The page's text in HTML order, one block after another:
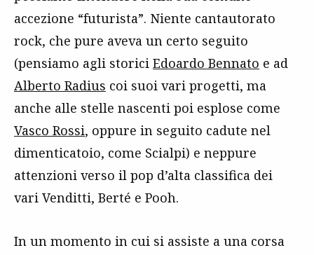
accezione “futurista”. Niente cantautorato
rock, che pure aveva un certo seguito
(pensiamo agli storici Edoardo Bennato e ad
Alberto Radius coi suoi vari progetti, ma
anche alle stelle nascenti poi esplose come
Vasco Rossi, oppure in seguito cadute nel
dimenticatoio, come Scialpi) e neppure
attenzioni verso il pop d’alta classifica dei
vari Venditti, Berté e Pooh.
In un momento in cui si assiste a una corsa